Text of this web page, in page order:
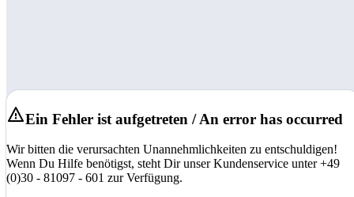
Ein Fehler ist aufgetreten / An error has occurred
Wir bitten die verursachten Unannehmlichkeiten zu entschuldigen!
Wenn Du Hilfe benötigst, steht Dir unser Kundenservice unter +49
(0)30 - 81097 - 601 zur Verfügung.